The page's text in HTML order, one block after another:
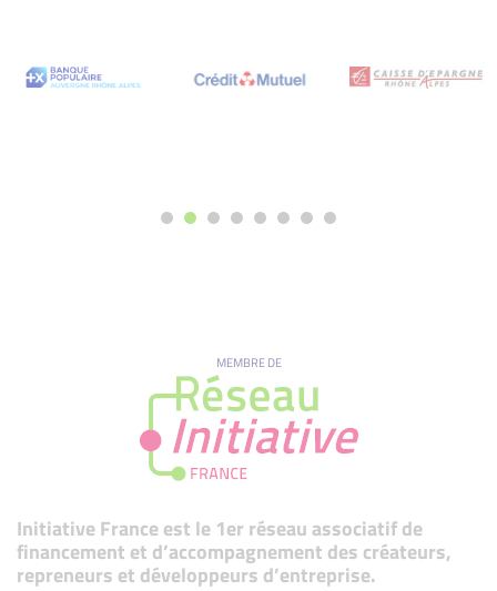
MEMBRE DE
Initiative France est le 1er réseau associatif de
financement et d’accompagnement des créateurs,
repreneurs et développeurs d’entreprise.